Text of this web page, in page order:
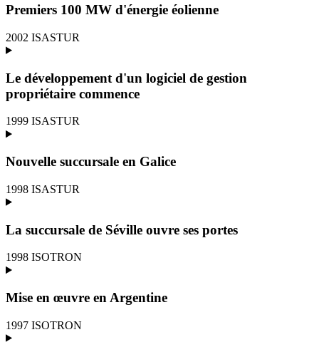
Premiers 100 MW d'énergie éolienne
2002 ISASTUR
Le développement d'un logiciel de gestion
propriétaire commence
1999 ISASTUR
Nouvelle succursale en Galice
1998 ISASTUR
La succursale de Séville ouvre ses portes
1998 ISOTRON
Mise en œuvre en Argentine
1997 ISOTRON